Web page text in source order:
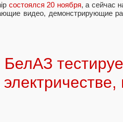
состоялся 20 ноября, а сейчас
видео, демонстрирующие